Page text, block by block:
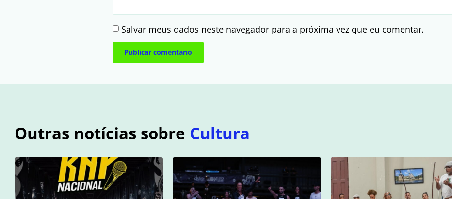
Salvar meus dados neste navegador para a próxima vez que eu comentar.
Outras notícias sobre Cultura